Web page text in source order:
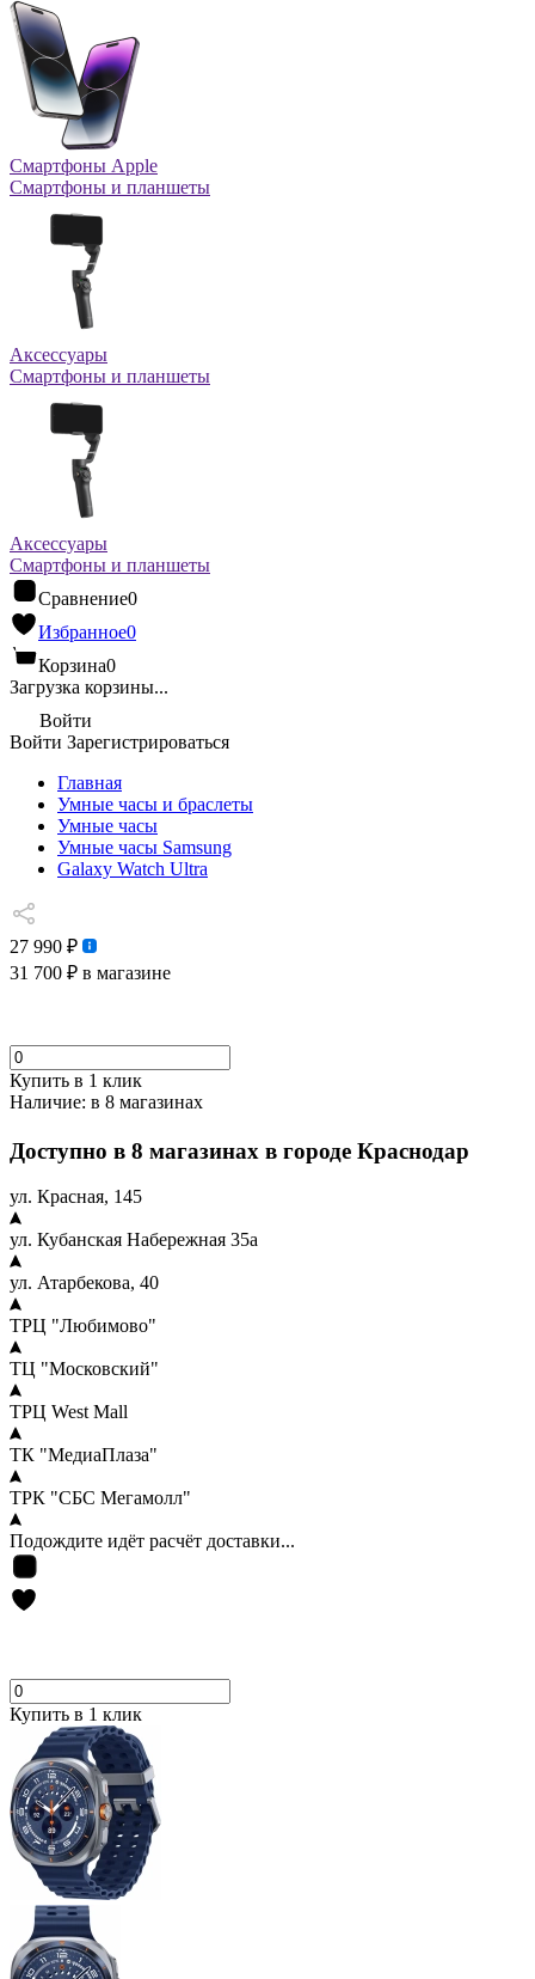
Смартфоны Apple
Смартфоны и планшеты
Аксессуары
Смартфоны и планшеты
Аксессуары
Смартфоны и планшеты
Сравнение0
Избранное0
Корзина0
Загрузка корзины...
Войти
Войти Зарегистрироваться
Главная
Умные часы и браслеты
Умные часы
Умные часы Samsung
Galaxy Watch Ultra
27 990 ₽
31 700 ₽ в магазине
Купить в 1 клик
Наличие: в 8 магазинах
Доступно в 8 магазинах в городе Краснодар
ул. Красная, 145
ул. Кубанская Набережная 35а
ул. Атарбекова, 40
ТРЦ "Любимово"
ТЦ "Московский"
ТРЦ West Mall
ТК "МедиаПлаза"
ТРК "СБС Мегамолл"
Подождите идёт расчёт доставки...
Купить в 1 клик